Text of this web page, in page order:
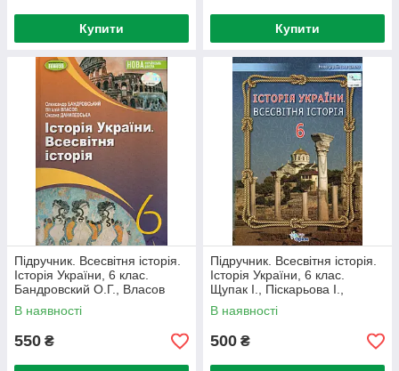
Купити Купити
Підручник. Всесвітня історія.
Історія України, 6 клас.
Бандровский О.Г., Власов
В.С. О.Данилевська (НУШ.)
В наявності
550 ₴
Підручник. Всесвітня історія.
Історія України, 6 клас.
Щупак І., Піскарьова І.,
Бурлака О. Власова Н
В наявності
500 ₴